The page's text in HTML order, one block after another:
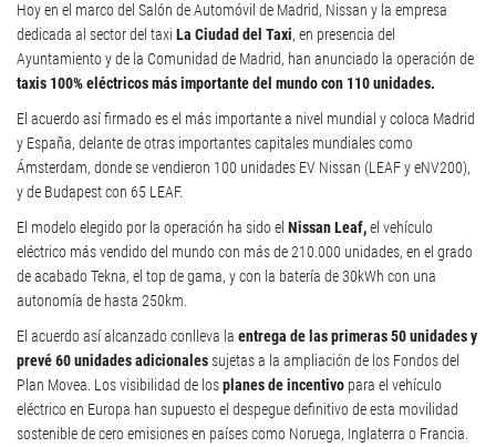
Hoy en el marco del Salón de Automóvil de Madrid, Nissan y la empresa
dedicada al sector del taxi La Ciudad del Taxi, en presencia del
Ayuntamiento y de la Comunidad de Madrid, han anunciado la operación de
taxis 100% eléctricos más importante del mundo con 110 unidades.
El acuerdo así firmado es el más importante a nivel mundial y coloca Madrid
y España, delante de otras importantes capitales mundiales como
Ámsterdam, donde se vendieron 100 unidades EV Nissan (LEAF y eNV200),
y de Budapest con 65 LEAF.
El modelo elegido por la operación ha sido el Nissan Leaf,el vehículo
eléctrico más vendido del mundo con más de 210.000 unidades, en el grado
de acabado Tekna, el top de gama, y con la batería de 30kWh con una
autonomía de hasta 250km.
El acuerdo así alcanzado conlleva la entrega de las primeras 50 unidades y
prevé 60 unidadesadicionalessujetas a la ampliación de los Fondos del
Plan Movea. Los visibilidad de losplanes de incentivo para el vehículo
eléctrico en Europa han supuesto el despegue definitivo de esta movilidad
sostenible de cero emisiones en países como Noruega, Inglaterra o Francia.